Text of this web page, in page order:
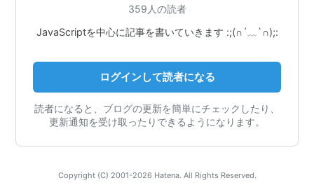
359人の読者
JavaScriptを中心に記事を書いていきます :;(∩´﹏`∩);:
ログインして読者になる
読者になると、ブログの更新を簡単にチェックしたり、
更新通知を受け取ったりできるようになります。
Copyright (C) 2001-2026 Hatena. All Rights Reserved.